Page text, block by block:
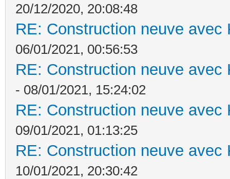
20/12/2020, 20:08:48
RE: Construction neuve avec
06/01/2021, 00:56:53
RE: Construction neuve avec
- 08/01/2021, 15:24:02
RE: Construction neuve avec
09/01/2021, 01:13:25
RE: Construction neuve avec
10/01/2021, 20:30:42